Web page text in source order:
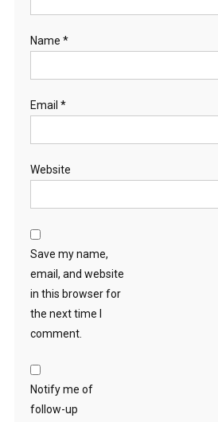
Name *
Email *
Website
Save my name,
email, and website
in this browser for
the next time I
comment.
Notify me of
follow-up